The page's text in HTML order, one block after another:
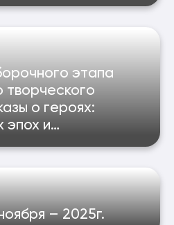
этапа
творческого
о героях:
эпох и
– 2025г.